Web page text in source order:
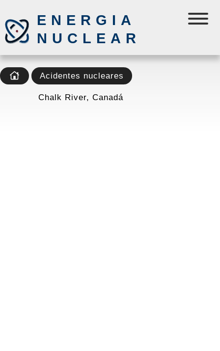
ENERGIA
NUCLEAR
Acidentes nucleares
Chalk River, Canadá